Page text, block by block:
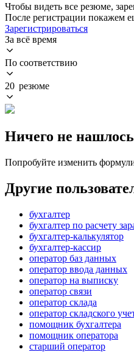
Чтобы видеть все резюме,
После регистрации покажем
Зарегистрироваться
За всё время
По соответствию
20 резюме
Ничего не нашлось
Попробуйте изменить
Другие
бухгалтер
бухгалтер по расчету
бухгалтер-калькулятор
бухгалтер-кассир
оператор баз данных
оператор ввода данных
оператор на выписку
оператор связи
оператор склада
оператор складского
помощник бухгалтера
помощник оператора
старший оператор